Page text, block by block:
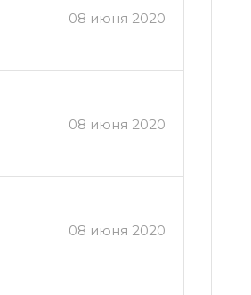
08 июня 2020
08 июня 2020
08 июня 2020